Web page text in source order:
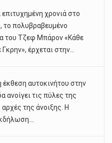
χρονιά στο
το πολυβραβευμένο
του Τζεφ Μπάρον «Κάθε
έρχεται στην...
έκθεση αυτοκινήτου στην
ανοίγει τις πύλες της
αρχές της άνοιξης. Η